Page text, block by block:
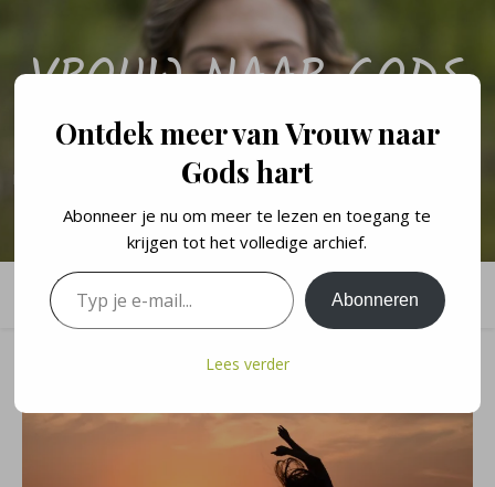
VROUW NAAR GODS
HART
Een persoonlijk blog over de levenslessen en geloofswandel van een
Ontdek meer van Vrouw naar
Gods hart
Abonneer je nu om meer te lezen en toegang te
krijgen tot het volledige archief.
Typ je e-mail...
Abonneren
Lees verder